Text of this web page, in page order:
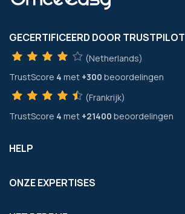
GECERTIFICEERD DOOR TRUSTPILOT
(Netherlands)
TrustScore 4 met +300 beoordelingen
(Frankrijk)
TrustScore 4 met +21400 beoordelingen
HELP
ONZE EXPERTISES